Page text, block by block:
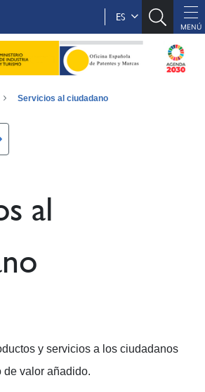
ES
Servicios al ciudadano
al
y servicios a los ciudadanos
de valor añadido.